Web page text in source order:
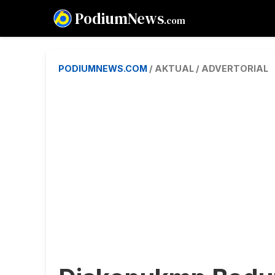
PodiumNews.com
PODIUMNEWS.COM / AKTUAL / ADVERTORIAL